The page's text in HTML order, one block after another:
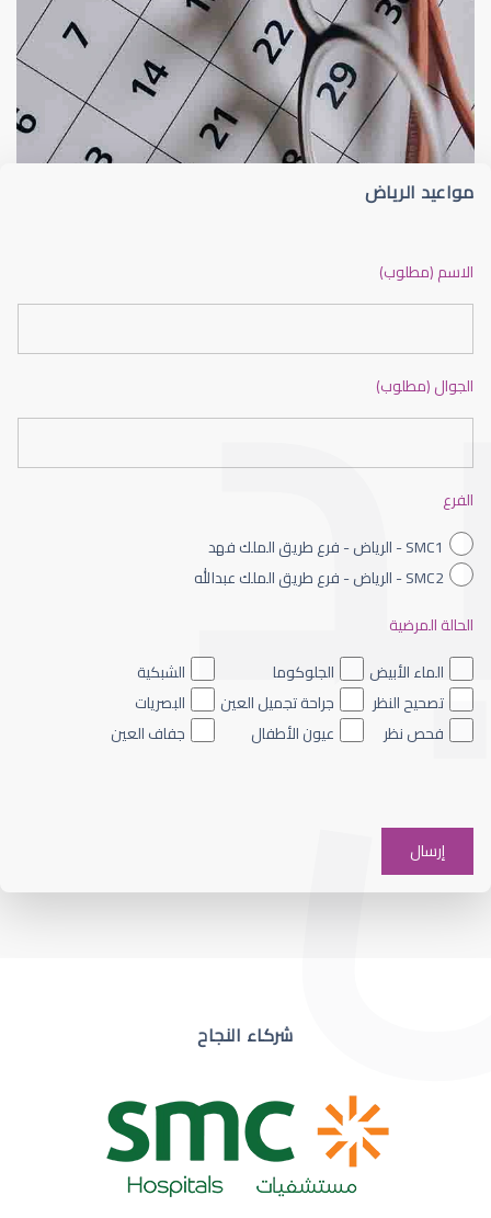
قلوبال لرعاية العين ضعف نظر
ضعف نظر الاطفال
ضعف نظر العين اليسرى
ضعف نظر مفاجئ
مواعيد الرياض
الاسم (مطلوب)
الجوال (مطلوب)
الفرع
SMC1 - الرياض - فرع طريق الملك فهد
SMC2 - الرياض - فرع طريق الملك عبدالله
الحالة المرضية
الماء الأبيض
الجلوكوما
الشبكية
تصحيح النظر
جراحة تجميل العين
البصريات
فحص نظر
عيون الأطفال جفاف العين
شركاء النجاح